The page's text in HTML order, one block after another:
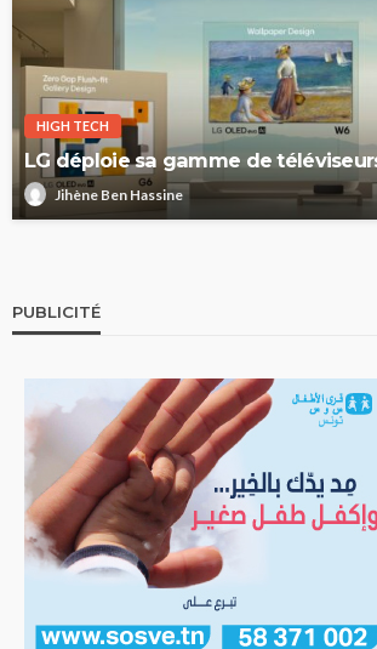
HIGH TECH
LG déploie sa gamme de
Jihène Ben Hassine
PUBLICITÉ